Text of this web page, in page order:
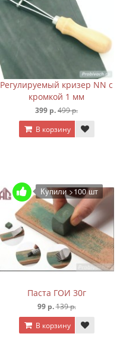
Регулируемый кризер NN с
кромкой 1 мм
399 р.499 р.
В корзину
Купили >100 шт
Паста ГОИ 30г
99 р.139 р.
В корзину